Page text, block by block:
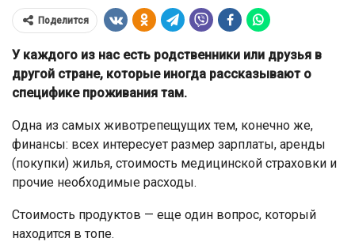
Поделится
У каждого из нас есть родственники или друзья в
другой стране, которые иногда рассказывают о
специфике проживания там.
Одна из самых животрепещущих тем, конечно же,
финансы: всех интересует размер зарплаты, аренды
(покупки) жилья, стоимость медицинской страховки и
прочие необходимые расходы.
Стоимость продуктов — еще один вопрос, который
находится в топе.